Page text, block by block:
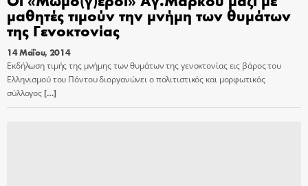
μαθητές τιμούν την μνήμη των θυμάτων
της Γενοκτονίας
14 Μαΐου, 2014
Εκδήλωση τιμής της μνήμης των θυμάτων της γενοκτονίας εις βάρος του
Ελληνισμού του Πόντου διοργανώνει ο πολιτιστικός και μορφωτικός
σύλλογος[…]